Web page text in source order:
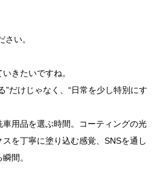
い。
きたいですね。
”だけじゃなく、“日常を少し特別にす
用品を選ぶ時間。コーティングの光
を丁寧に塗り込む感覚、SNSを通し
間。